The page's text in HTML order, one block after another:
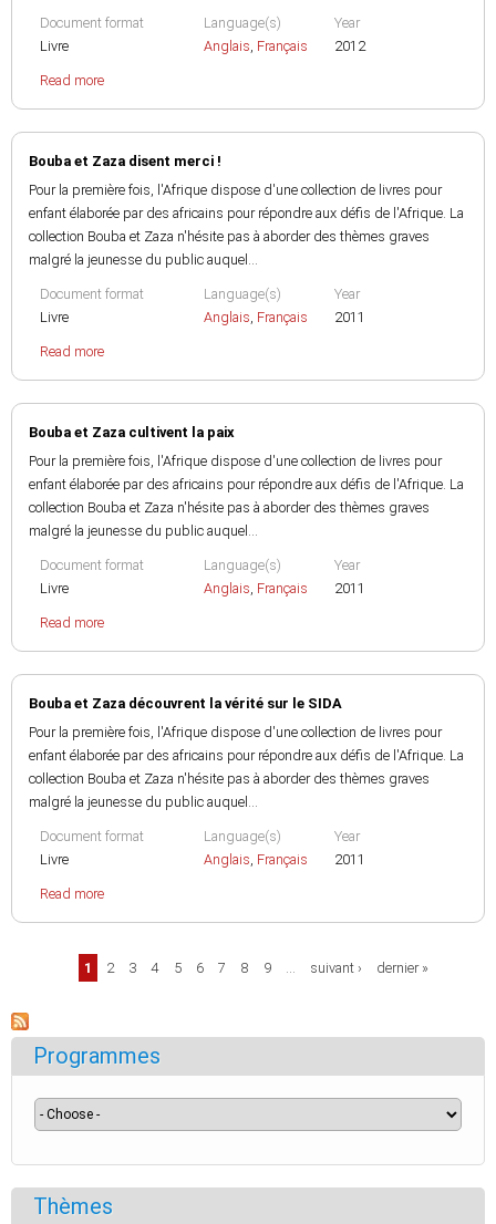
Document format
Livre
Language(s)
Anglais, Français
Year
2012
Read more
Bouba et Zaza disent merci !
Pour la première fois, l'Afrique dispose d'une collection de livres pour
enfant élaborée par des africains pour répondre aux défis de l'Afrique. La
collection Bouba et Zaza n'hésite pas à aborder des thèmes graves
malgré la jeunesse du public auquel...
Document format
Livre
Language(s)
Anglais, Français
Year
2011
Read more
Bouba et Zaza cultivent la paix
Pour la première fois, l'Afrique dispose d'une collection de livres pour
enfant élaborée par des africains pour répondre aux défis de l'Afrique. La
collection Bouba et Zaza n'hésite pas à aborder des thèmes graves
malgré la jeunesse du public auquel...
Document format
Livre
Language(s)
Anglais, Français
Year
2011
Read more
Bouba et Zaza découvrent la vérité sur le SIDA
Pour la première fois, l'Afrique dispose d'une collection de livres pour
enfant élaborée par des africains pour répondre aux défis de l'Afrique. La
collection Bouba et Zaza n'hésite pas à aborder des thèmes graves
malgré la jeunesse du public auquel...
Document format
Livre
Language(s)
Anglais, Français
Year
2011
Read more
1 2 3 4 5 6 7 8 9 … suivant › dernier »
Programmes
Thèmes